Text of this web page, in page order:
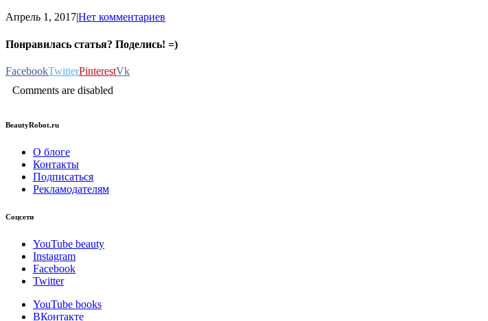
Апрель 1, 2017|Нет комментариев
Понравилась статья? Поделись! =)
FacebookTwitterPinterestVk
Comments are disabled
BeautyRobot.ru
О блоге
Контакты
Подписаться
Рекламодателям
Соцсети
YouTube beauty
Instagram
Facebook
Twitter
YouTube books
ВКонтакте